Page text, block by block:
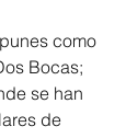
como
Bocas;
se han
de